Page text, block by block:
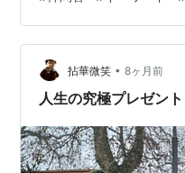
なり研究所 所長認定）
ったが、 ようするに『
観えてきた・・・という
ってからの禅修行という
提（ねんてい〜考えずに
拈華微笑 • 8ヶ月前
人生の究極プレゼン